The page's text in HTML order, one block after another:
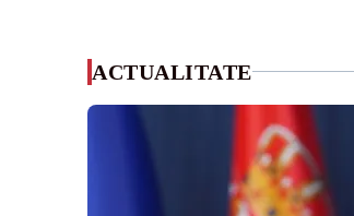
ACTUALITATE